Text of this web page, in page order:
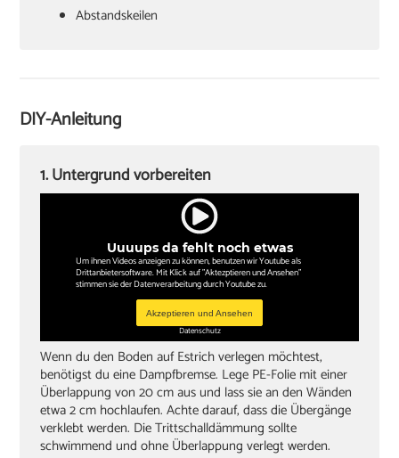
Abstandskeilen
Winkel
Stichsäge und Kappsäge
DIY-Anleitung
Uuuups da fehlt noch etwas
Um ihnen Videos anzeigen zu können, benutzen wir Youtube als
Drittanbietersoftware. Mit Klick auf "Aktezptieren und Ansehen"
stimmen sie der Datenverarbeitung durch Youtube zu.
Akzeptieren und Ansehen
Datenschutz
1. Untergrund vorbereiten
Wenn du den Boden auf Estrich verlegen möchtest,
benötigst du eine Dampfbremse. Lege PE-Folie mit einer
Überlappung von 20 cm aus und lass sie an den Wänden
etwa 2 cm hochlaufen. Achte darauf, dass die Übergänge
verklebt werden. Die Trittschalldämmung sollte
schwimmend und ohne Überlappung verlegt werden.